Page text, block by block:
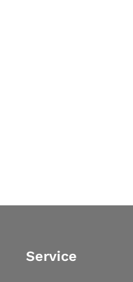
Service